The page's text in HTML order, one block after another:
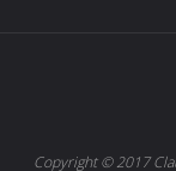
Copyright © 2017